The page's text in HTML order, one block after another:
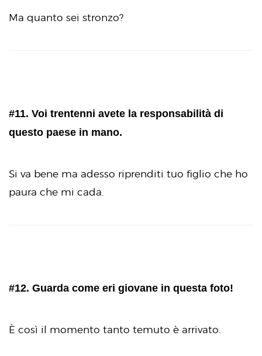
Ma quanto sei stronzo?
#11. Voi trentenni avete la responsabilità di
questo paese in mano.
Si va bene ma adesso riprenditi tuo figlio che ho
paura che mi cada.
#12. Guarda come eri giovane in questa foto!
È così il momento tanto temuto è arrivato.